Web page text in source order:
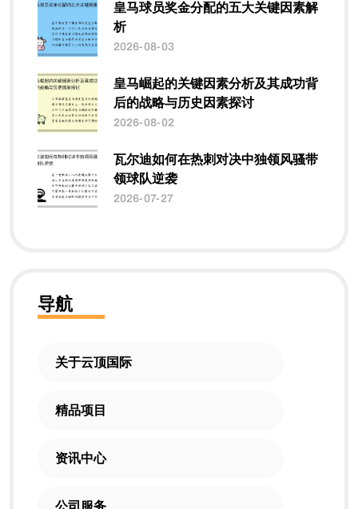
皇马球员奖金分配的五大关键因素解
析
2026-08-03
皇马崛起的关键因素分析及其成功背
后的战略与历史因素探讨
2026-08-02
瓦尔迪如何在热刺对决中独领风骚带
领球队逆袭
2026-07-27
导航
关于云顶国际
精品项目
资讯中心
公司服务